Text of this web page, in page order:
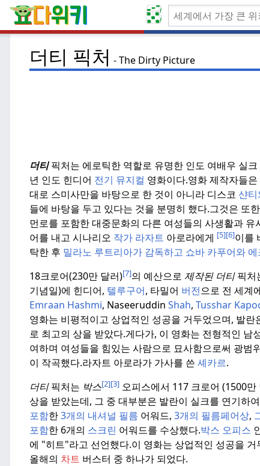
더티 픽처 The Dirty Picture
더티픽처는 에로틱한 역할로 유명한 인도 여배우 실크
년 인도 힌디어 전기 뮤지컬 영화이다.영화 제작자들
대로 스미사만을 바탕으로 한 것이 아니라 디스코 샨티
들에 바탕을 두고 있다는 것을 분명히 했다.그것은 또
먼로를 포함한 대중문화의 다른 여성들의 사생활과 유
어를 내고 시나리오 작가 라자트 아로라에게 [5][6]이를
탁한 후 밀라노 루트리아가 감독하고 쇼바 카푸어와
18크로어(230만 달러)[7]의 예산으로 제작된 더티픽처
기념일)에 힌디어, 텔루구어, 타밀어 버전으로 전 세계
Emraan Hashmi, Naseeruddin Shah, Tusshar
영화는 비평적이고 상업적인 성공을 거두었으며, 발란
로 최고의 상을 받았다.게다가, 이 영화는 전형적인 남
여하며 여성들을 힘있는 사람으로 묘사함으로써 광범
이 작곡했다.라자트 아로라가 가사를 쓴 셰카르.
더티픽처는 박스[2][3] 오피스에서 117 크로어 (1500만
상을 받았는데, 그 중 대부분은 발란이 실크를 연기하
포함한3개의 내셔널 필름 어워드, 3개의 필름페어상,
포함한 6개의 스크린 어워드를 수상했다.박스 오피스
에 "히트"라고 선언했다.이 영화는 상업적인 성공을 거
올해의 차트 버스터 중 하나가 되었다.